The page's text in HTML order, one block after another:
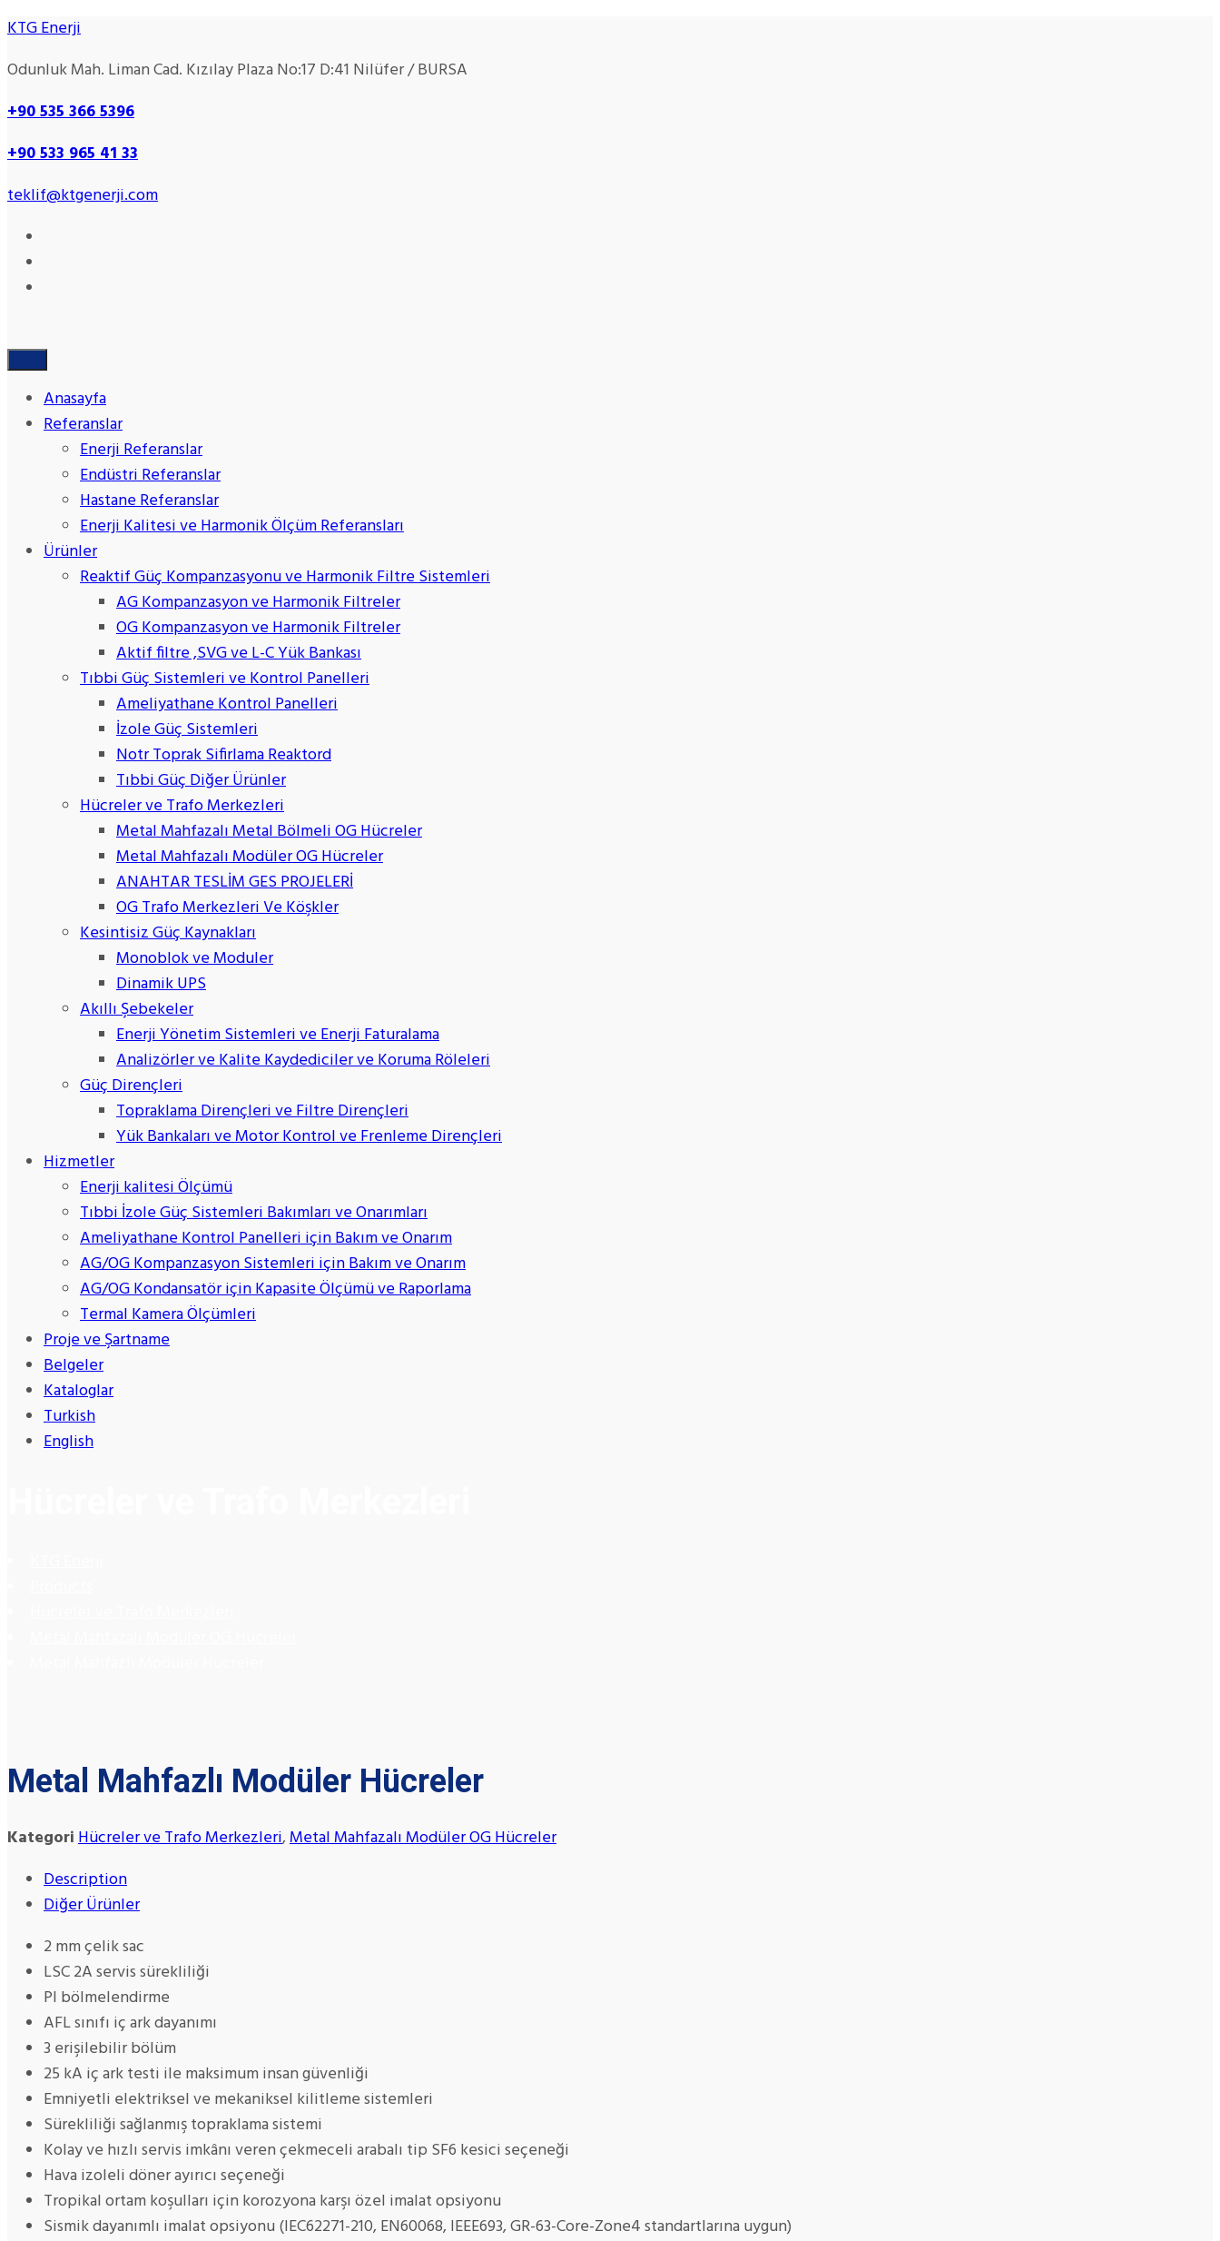
KTG Enerji
Odunluk Mah. Liman Cad. Kızılay Plaza No:17 D:41 Nilüfer / BURSA
+90 535 366 5396
+90533 965 41 33
teklif@ktgenerji.com
Anasayfa
Referanslar
Enerji Referanslar
Endüstri Referanslar
Hastane Referanslar
Enerji Kalitesi ve Harmonik Ölçüm Referansları
Ürünler
Reaktif Güç Kompanzasyonu ve Harmonik Filtre Sistemleri
AG Kompanzasyon ve Harmonik Filtreler
OG Kompanzasyon ve Harmonik Filtreler
Aktif filtre ,SVG ve L-C Yük Bankası
Tıbbi Güç Sistemleri ve Kontrol Panelleri
Ameliyathane Kontrol Panelleri
İzole Güç Sistemleri
Notr Toprak Sifirlama Reaktord
Tıbbi Güç Diğer Ürünler
Hücreler ve Trafo Merkezleri
Metal Mahfazalı Metal Bölmeli OG Hücreler
Metal Mahfazalı Modüler OG Hücreler
ANAHTAR TESLİM GES PROJELERİ
OG Trafo Merkezleri Ve Köşkler
Kesintisiz Güç Kaynakları
Monoblok ve Moduler
Dinamik UPS
Akıllı Şebekeler
Enerji Yönetim Sistemleri ve Enerji Faturalama
Analizörler ve Kalite Kaydediciler ve Koruma Röleleri
Güç Dirençleri
Topraklama Dirençleri ve Filtre Dirençleri
Yük Bankaları ve Motor Kontrol ve Frenleme Dirençleri
Hizmetler
Enerji kalitesi Ölçümü
Tıbbi İzole Güç Sistemleri Bakımları ve Onarımları
Ameliyathane Kontrol Panelleri için Bakım ve Onarım
AG/OG Kompanzasyon Sistemleri için Bakım ve Onarım
AG/OG Kondansatör için Kapasite Ölçümü ve Raporlama
Termal Kamera Ölçümleri
Proje ve Şartname
Belgeler
Kataloglar
Turkish
English
Metal Mahfazlı Modüler Hücreler
KategoriHücreler ve Trafo Merkezleri,Metal Mahfazalı Modüler OG Hücreler
Description
Diğer Ürünler
2 mm çelik sac
LSC 2A servis sürekliliği
PI bölmelendirme
AFL sınıfı iç ark dayanımı
3 erişilebilir bölüm
25 kA iç ark testi ile maksimum insan güvenliği
Emniyetli elektriksel ve mekaniksel kilitleme sistemleri
Sürekliliği sağlanmış topraklama sistemi
Kolay ve hızlı servis imkânı veren çekmeceli arabalı tip SF6 kesici seçeneği
Hava izoleli döner ayırıcı seçeneği
Tropikal ortam koşulları için korozyona karşı özel imalat opsiyonu
Sismik dayanımlı imalat opsiyonu (IEC62271-210, EN60068, IEEE693, GR-63-Core-Zone4 standartlarına uygun)